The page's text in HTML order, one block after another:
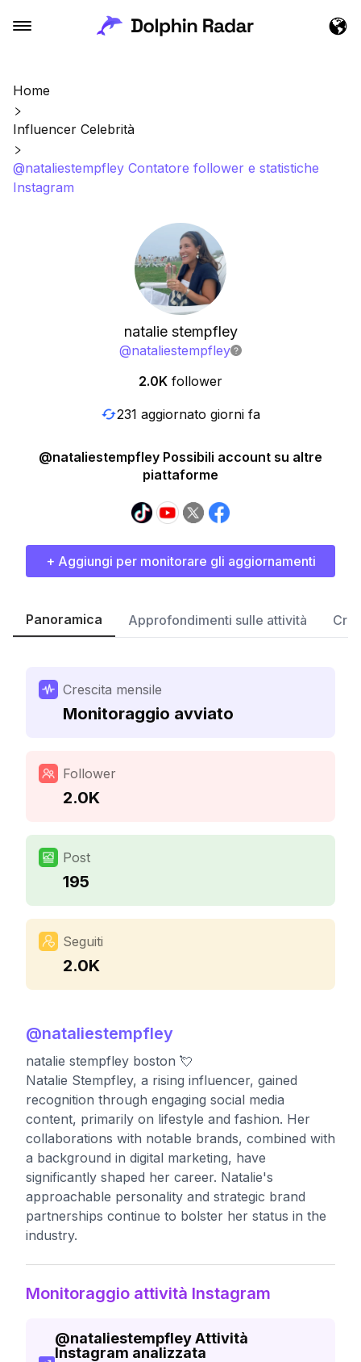
Home
Influencer Celebrità
@nataliestempfley Contatore follower e statistiche
Instagram
natalie stempfley
@nataliestempfley
2.0K follower
231 aggiornato giorni fa
@nataliestempfley Possibili account su altre
piattaforme
+ Aggiungi per monitorare gli aggiornamenti
Panoramica Approfondimenti sulle attività
Crescita mensile
Monitoraggio avviato
Follower
2.0K
Post
195
Seguiti
2.0K
@nataliestempfley
natalie stempfley boston 💘
Natalie Stempfley, a rising influencer, gained
recognition through engaging social media
content, primarily on lifestyle and fashion. Her
collaborations with notable brands, combined with
a background in digital marketing, have
significantly shaped her career. Natalie's
approachable personality and strategic brand
partnerships continue to bolster her status in the
industry.
Monitoraggio attività Instagram
@nataliestempfleyAttività
Instagram analizzata